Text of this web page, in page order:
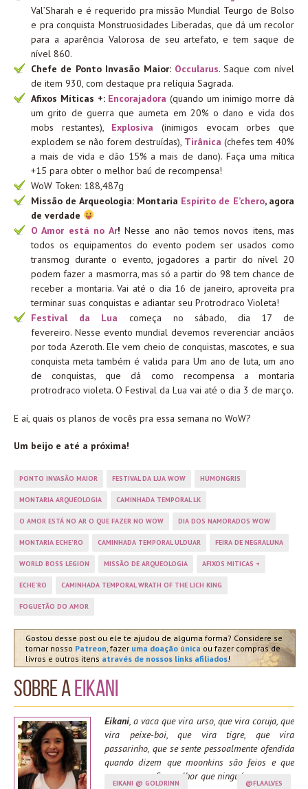
Val’Sharah e é requerido pra missão Mundial Teurgo de Bolso
e pra conquista Monstruosidades Liberadas, que dá um recolor
para a aparência Valorosa de seu artefato, e tem saque de
nível 860.
Chefe de Ponto Invasão Maior: Occularus. Saque com nível
de item 930, com destaque pra relíquia Sagrada.
Afixos Míticas +: Encorajadora (quando um inimigo morre dá
um grito de guerra que aumeta em 20% o dano e vida dos
mobs restantes), Explosiva (inimigos evocam orbes que
explodem se não forem destruídas), Tirânica (chefes tem 40%
a mais de vida e dão 15% a mais de dano). Faça uma mítica
+15 para obter o melhor baú de recompensa!
WoW Token: 188,487g
Missão de Arqueologia: Montaria Espírito de E’chero, agora
de verdade
O Amor está no Ar! Nesse ano não temos novos itens, mas
todos os equipamentos do evento podem ser usados como
transmog durante o evento, jogadores a partir do nível 20
podem fazer a masmorra, mas só a partir do 98 tem chance de
receber a montaria. Vai até o dia 16 de janeiro, aproveita pra
terminar suas conquistas e adiantar seu Protrodraco Violeta!
Festival da Lua
começa no sábado, dia 17 de
fevereiro. Nesse evento mundial devemos reverenciar anciãos
por toda Azeroth. Ele vem cheio de conquistas, mascotes, e sua
conquista meta também é valida para Um ano de luta, um ano
de conquistas, que dá como recompensa a montaria
protrodraco violeta. O Festival da Lua vai até o dia 3 de março.
E aí, quais os planos de vocês pra essa semana no WoW?
Um beijo e até a próxima!
PONTO INVASÃO MAIOR FESTIVAL DA LUA WOW HUMONGRIS
MONTARIA ARQUEOLOGIA CAMINHADA TEMPORAL LK
O AMOR ESTÁ NO AR O QUE FAZER NO WOW DIA DOS NAMORADOS WOW
MONTARIA ECHE'RO CAMINHADA TEMPORAL ULDUAR FEIRA DE NEGRALUNA
WORLD BOSS LEGION MISSÃO DE ARQUEOLOGIA AFIXOS MITICAS +
ECHE'RO CAMINHADA TEMPORAL WRATH OF THE LICH KING
FOGUETÃO DO AMOR
Gostou desse post ou ele te ajudou de alguma forma? Considere se
tornar nosso Patreon, fazer uma doação única ou fazer compras de
livros e outros itens através de nossos links afiliados!
Sobre aEikani
Eikani, a vaca que vira urso, que vira coruja, que
vira peixe-boi, que vira tigre, que vira
passarinho, que se sente pessoalmente ofendida
quando dizem que moonkins são feios e que
spama moonfire melhor que ninguém.
EIKANI @ GOLDRINN @FLAALVES